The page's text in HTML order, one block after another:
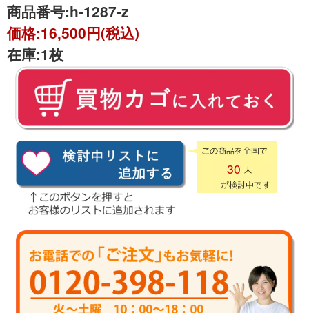
商品番号:h-1287-z
価格:16,500円(税込)
在庫:1枚
30